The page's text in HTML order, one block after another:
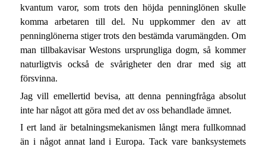
kvantum varor, som trots den höjda penninglönen skulle
komma arbetaren till del. Nu uppkommer den av att
penninglönerna stiger trots den bestämda varumängden. Om
man tillbakavisar Westons ursprungliga dogm, så kommer
naturligtvis också de svårigheter den drar med sig att
försvinna.
Jag vill emellertid bevisa, att denna penningfråga absolut
inte har något att göra med det av oss behandlade ämnet.
I ert land är betalningsmekanismen långt mera fullkomnad
än i något annat land i Europa. Tack vare banksystemets